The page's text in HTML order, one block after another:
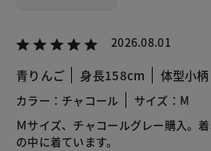
2026.08.01
青りんご 身長158cm 体型小柄
カラー：チャコール
サイズ：M
Ｍサイズ、チャコールグレー購入。
の中に着ています。